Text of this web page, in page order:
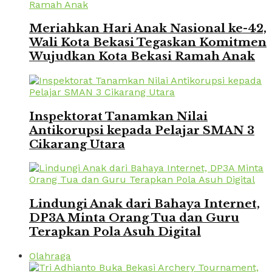
Meriahkan Hari Anak Nasional ke-42,
Wali Kota Bekasi Tegaskan Komitmen
Wujudkan Kota Bekasi Ramah Anak
Inspektorat Tanamkan Nilai
Antikorupsi kepada Pelajar SMAN 3
Cikarang Utara
Lindungi Anak dari Bahaya Internet,
DP3A Minta Orang Tua dan Guru
Terapkan Pola Asuh Digital
Olahraga